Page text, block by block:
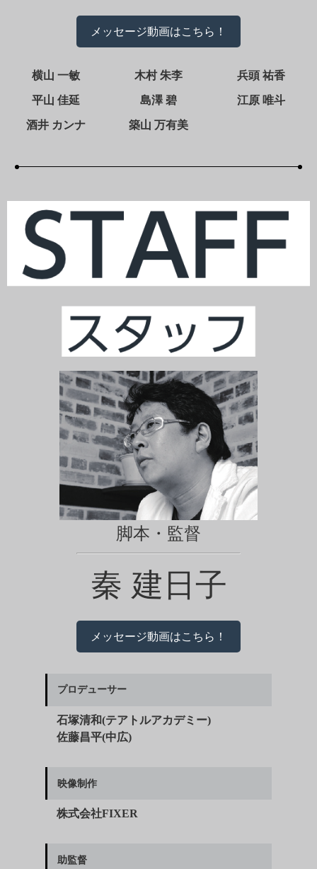
メッセージ動画はこちら！
横山 一敏 木村 朱李 兵頭 祐香
平山 佳延 島澤 碧 江原 唯斗
酒井 カンナ 築山 万有美
脚本・監督
秦 建日子
メッセージ動画はこちら！
プロデューサー
石塚清和(テアトルアカデミー)
佐藤昌平(中広)
映像制作
株式会社FIXER
助監督